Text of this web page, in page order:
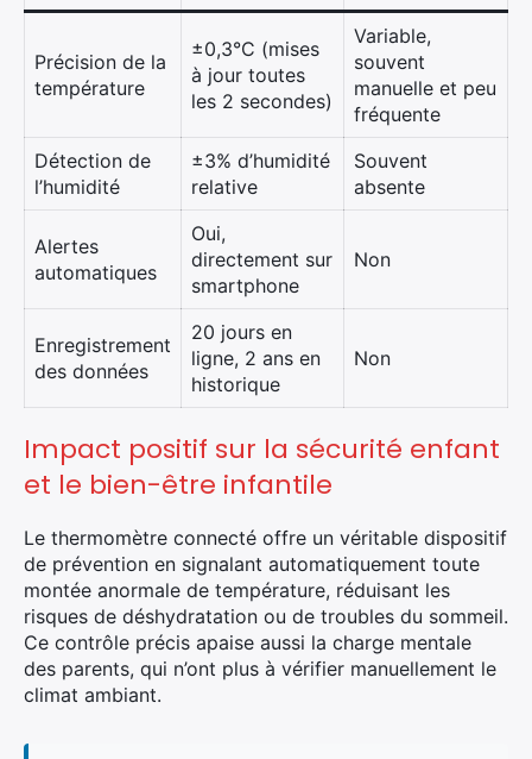
Précision de la
température
±0,3°C (mises
à jour toutes
les 2 secondes)
Variable,
souvent
manuelle et peu
fréquente
Détection de
l’humidité
±3% d’humidité
relative
Souvent
absente
Alertes
automatiques
Oui,
directement sur
smartphone
Non
Enregistrement
des données
20 jours en
ligne, 2 ans en
historique
Non
Impact positif sur la sécurité enfant
et le bien-être infantile
Le thermomètre connecté offre un véritable dispositif
de prévention en signalant automatiquement toute
montée anormale de température, réduisant les
risques de déshydratation ou de troubles du sommeil.
Ce contrôle précis apaise aussi la charge mentale
des parents, qui n’ont plus à vérifier manuellement le
climat ambiant.